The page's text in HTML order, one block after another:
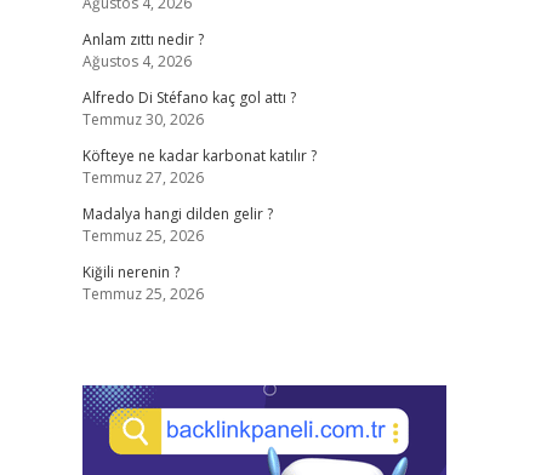
Anlam zıttı nedir ?
Ağustos 4, 2026
Alfredo Di Stéfano kaç gol attı ?
Temmuz 30, 2026
Köfteye ne kadar karbonat katılır ?
Temmuz 27, 2026
Madalya hangi dilden gelir ?
Temmuz 25, 2026
Kiğili nerenin ?
Temmuz 25, 2026